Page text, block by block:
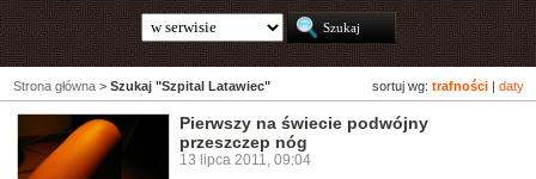
sortuj wg: trafności daty
Strona główna > Szukaj "Szpital Latawiec"
Pierwszy na świecie podwójny
przeszczep nóg
13 lipca 2011, 09:04